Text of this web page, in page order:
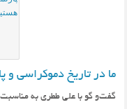
ما در تاریخ دموکراسی و
گفت‌و گو با علی ططری به